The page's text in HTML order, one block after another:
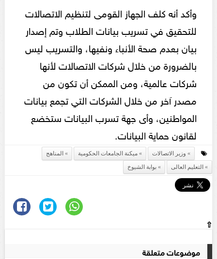
وأكد أنه كلف الجهاز القومى لتنظيم الاتصالات
للتحقيق في تسريب بيانات الطلاب وتم إصدار
بيان بعدم صحة الأنباء ونفيها، والتسريب ليس
بالضرورة من خلال شركات الاتصالات لأنها
شركات عالمية، ومن الممكن أن تكون من
مصدر آخر من خلال الشركات التي تجمع بيانات
المواطنين، وأى جهة تسرب البيانات ستخضع
لقانون حماية البيانات.
وزير الاتصالات ميكنة الجامعات الحكومية
المناهج
التعليم العالى
بوابة الشيوخ
⇧
موضوعات متعلقة